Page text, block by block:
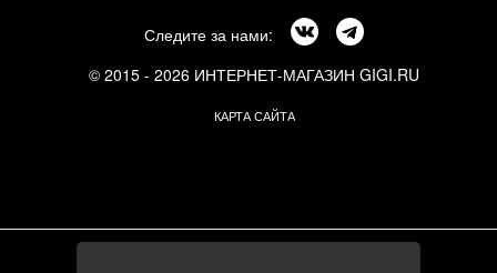
Следите за нами:
© 2015 - 2026 ИНТЕРНЕТ-МАГАЗИН GIGI.RU
КАРТА САЙТА